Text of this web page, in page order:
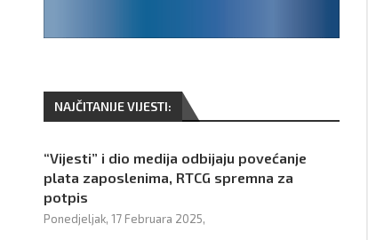
NAJČITANIJE VIJESTI:
“Vijesti” i dio medija odbijaju povećanje
plata zaposlenima, RTCG spremna za
potpis
Ponedjeljak, 17 Februara 2025,